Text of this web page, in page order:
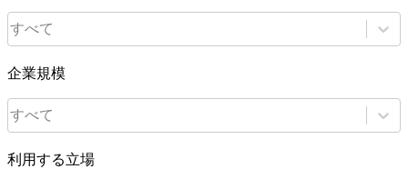
すべて
企業規模
すべて
利用する立場